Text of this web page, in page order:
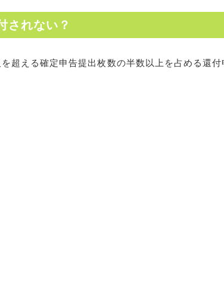
されない？
超える確定申告提出枚数の半数以上を占める還付